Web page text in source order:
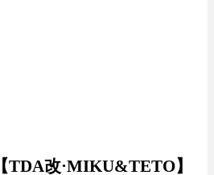
TDA改·MIKU&TETO】